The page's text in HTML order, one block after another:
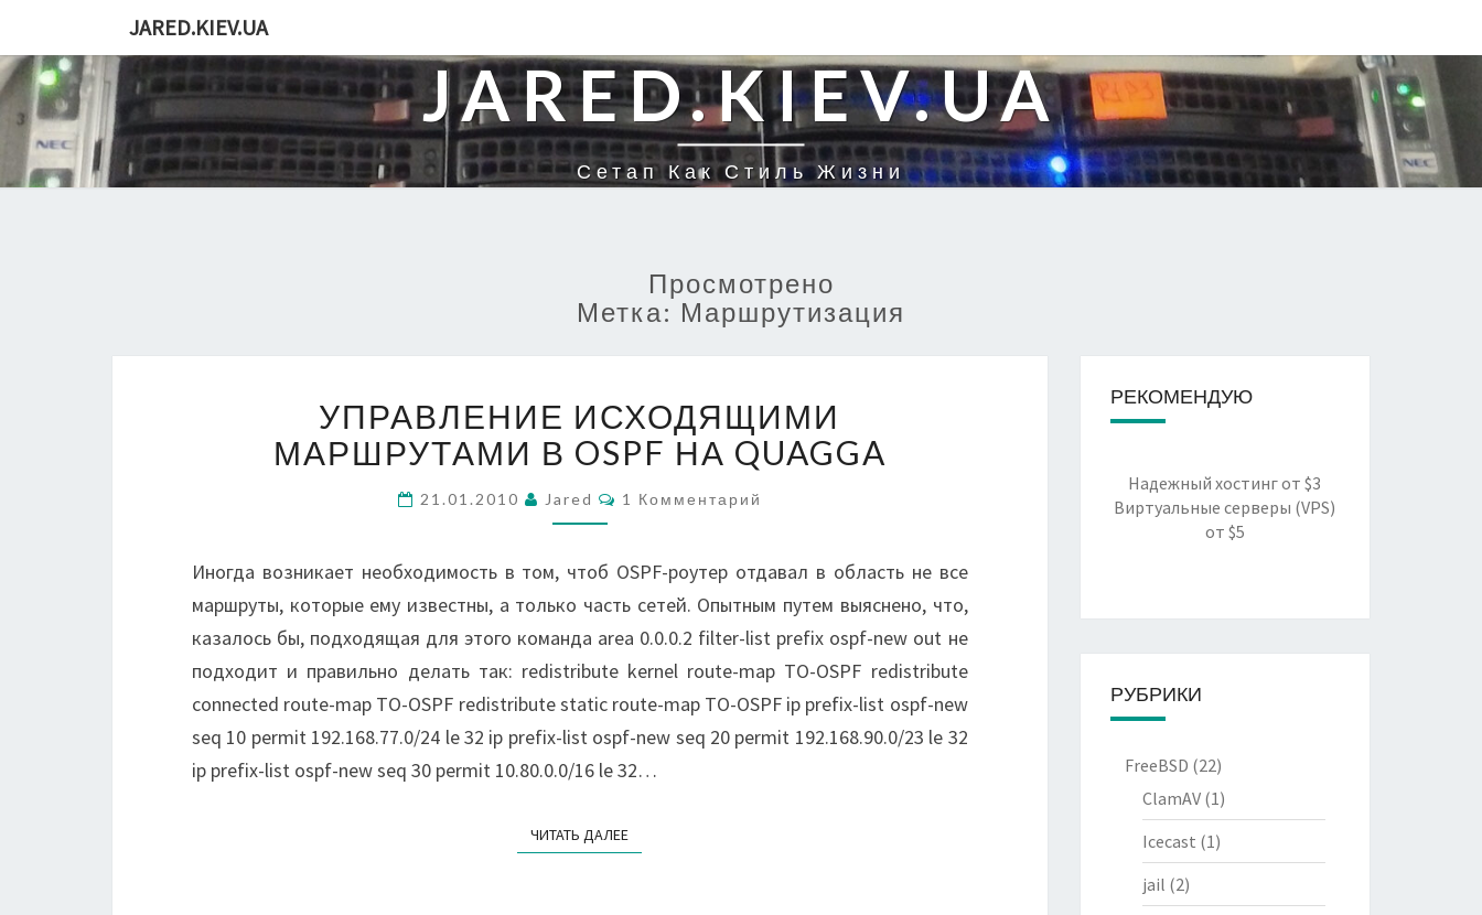
JARED.KIEV.UA
JARED.KIEV.UA
Сетап Как Стиль Жизни
Просмотрено
Метка: Маршрутизация
ИСХОДЯЩИМИ
МАРШРУТАМИ
В
OSPF
НА
УПРАВЛЕНИЕ ИСХОДЯЩИМИ
МАРШРУТАМИ В OSPF НА QUAGGA
21.01.2010 Jared Комментарии
1 Комментарий
Иногда возникает необходимость в том, чтоб OSPF-роутер отдавал в область не все
маршруты, которые ему известны, а только часть сетей. Опытным путем выяснено, что,
казалось бы, подходящая для этого команда area 0.0.0.2 filter-list prefix ospf-new out не
подходит и правильно делать так: redistribute kernel route-map TO-OSPF redistribute
connected route-map TO-OSPF redistribute static route-map TO-OSPF ip prefix-list ospf-new
seq 10 permit 192.168.77.0/24 le 32 ip prefix-list ospf-new seq 20 permit 192.168.90.0/23 le 32
ip prefix-list ospf-new seq 30 permit 10.80.0.0/16 le 32…
ЧИТАТЬ ДАЛЕЕЧИТАТЬ ДАЛЕЕ
РЕКОМЕНДУЮ
Надежный хостингот $3
Виртуальные серверы (VPS)
от $5
РУБРИКИ
FreeBSD (22)
ClamAV(1)
Icecast (1)
jail (2)